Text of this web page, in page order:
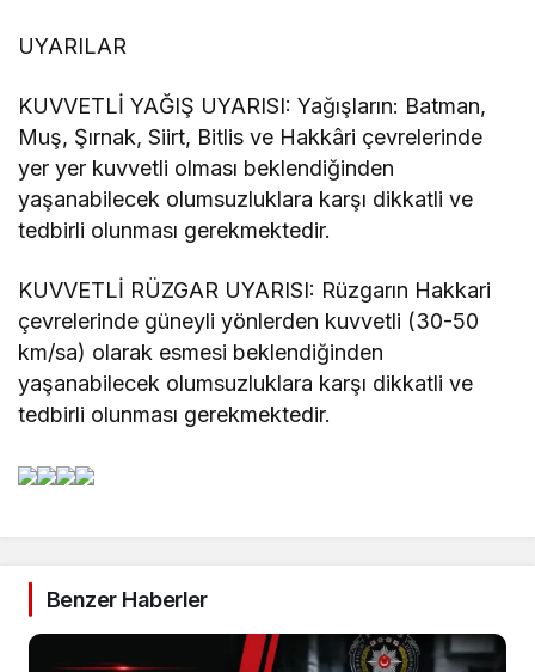
UYARILAR
KUVVETLİ YAĞIŞ UYARISI: Yağışların: Batman,
Muş, Şırnak, Siirt, Bitlis ve Hakkâri çevrelerinde
yer yer kuvvetli olması beklendiğinden
yaşanabilecek olumsuzluklara karşı dikkatli ve
tedbirli olunması gerekmektedir.
KUVVETLİ RÜZGAR UYARISI: Rüzgarın Hakkari
çevrelerinde güneyli yönlerden kuvvetli (30-50
km/sa) olarak esmesi beklendiğinden
yaşanabilecek olumsuzluklara karşı dikkatli ve
tedbirli olunması gerekmektedir.
Benzer Haberler